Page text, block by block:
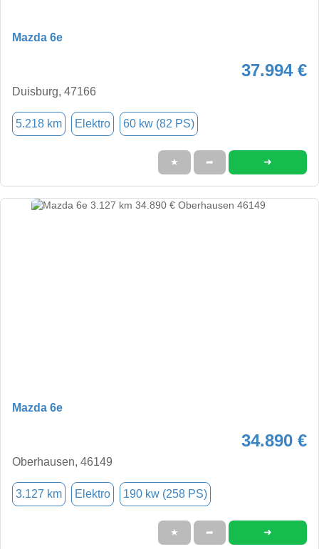
Mazda 6e
37.994 €
Duisburg, 47166
5.218 km Elektro 60 kw (82 PS)
★ ➦ ➜
Mazda 6e
34.890 €
Oberhausen, 46149
3.127 km Elektro 190 kw (258 PS)
★ ➦ ➜